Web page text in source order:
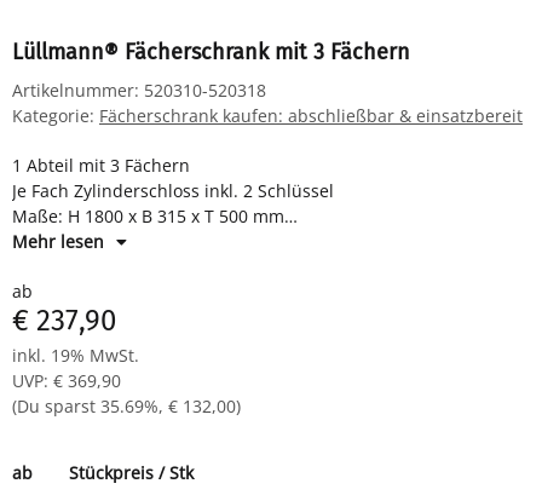
Lüllmann® Fächerschrank mit 3 Fächern
Artikelnummer: 520310-520318
Kategorie: Fächerschrank kaufen: abschließbar & einsatzbereit
1 Abteil mit 3 Fächern
Je Fach Zylinderschloss inkl. 2 Schlüssel
Maße: H 1800 x B 315 x T 500 mm
Komplett montiert und verschweißt - sofort einsatzbereit
Mehr lesen
ab
€ 237,90
inkl. 19% MwSt.
UVP: € 369,90
(Du sparst 35.69%, € 132,00)
ab
Stückpreis / Stk